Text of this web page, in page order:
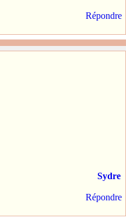
Répondre
Sydre
Répondre